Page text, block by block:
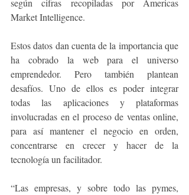
según cifras recopiladas por Americas
Market Intelligence.
Estos datos dan cuenta de la importancia que
ha cobrado la web para el universo
emprendedor. Pero también plantean
desafíos. Uno de ellos es poder integrar
todas las aplicaciones y plataformas
involucradas en el proceso de ventas online,
para así mantener el negocio en orden,
concentrarse en crecer y hacer de la
tecnología un facilitador.
“Las empresas, y sobre todo las pymes,